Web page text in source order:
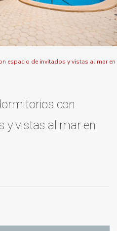
espacio de invitados y vistas al mar en
con
y vistas al mar en